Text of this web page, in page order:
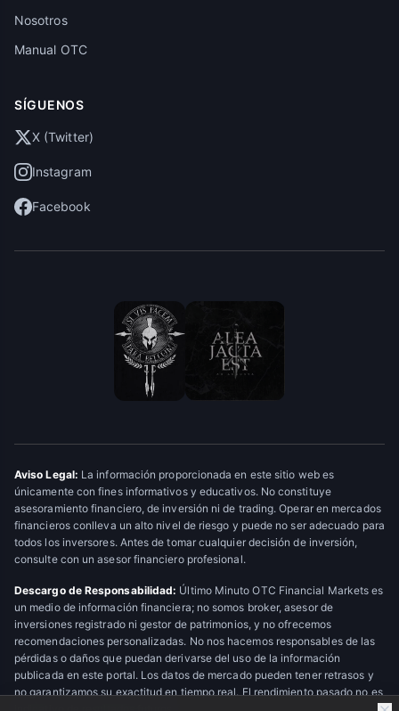
Nosotros
Manual OTC
SÍGUENOS
X (Twitter)
Instagram
Facebook
Aviso Legal: La información proporcionada en este sitio web es
únicamente con fines informativos y educativos. No constituye
asesoramiento financiero, de inversión ni de trading. Operar en mercados
financieros conlleva un alto nivel de riesgo y puede no ser adecuado para
todos los inversores. Antes de tomar cualquier decisión de inversión,
consulte con un asesor financiero profesional.
Descargo de Responsabilidad: Último Minuto OTC Financial Markets es
un medio de información financiera; no somos broker, asesor de
inversiones registrado ni gestor de patrimonios, y no ofrecemos
recomendaciones personalizadas. No nos hacemos responsables de las
pérdidas o daños que puedan derivarse del uso de la información
publicada en este portal. Los datos de mercado pueden tener retrasos y
no garantizamos su exactitud en tiempo real. El rendimiento pasado no es